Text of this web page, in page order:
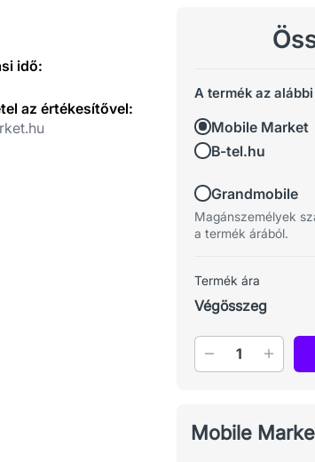
idő:
az értékesítővel:
A termék az
Mobile Market
B-tel.hu
Grandmobile
Magánszemélyek
a termék árából.
Termék ára
Végösszeg
Mennyiség
Mobile